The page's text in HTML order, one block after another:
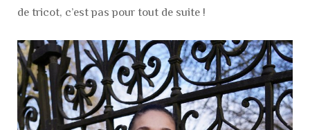
de tricot, c’est pas pour tout de suite !